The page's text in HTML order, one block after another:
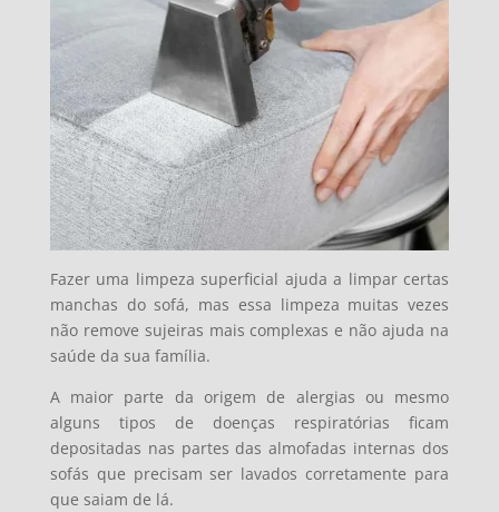
Fazer uma limpeza superficial ajuda a limpar certas
manchas do sofá, mas essa limpeza muitas vezes
não remove sujeiras mais complexas e não ajuda na
saúde da sua família.
A maior parte da origem de alergias ou mesmo
alguns tipos de doenças respiratórias ficam
depositadas nas partes das almofadas internas dos
sofás que precisam ser lavados corretamente para
que saiam de lá.